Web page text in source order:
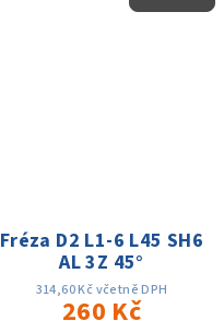
Fréza D2 L1-6 L45 SH6
AL 3Z 45°
314,60 Kč včetně DPH
260 Kč